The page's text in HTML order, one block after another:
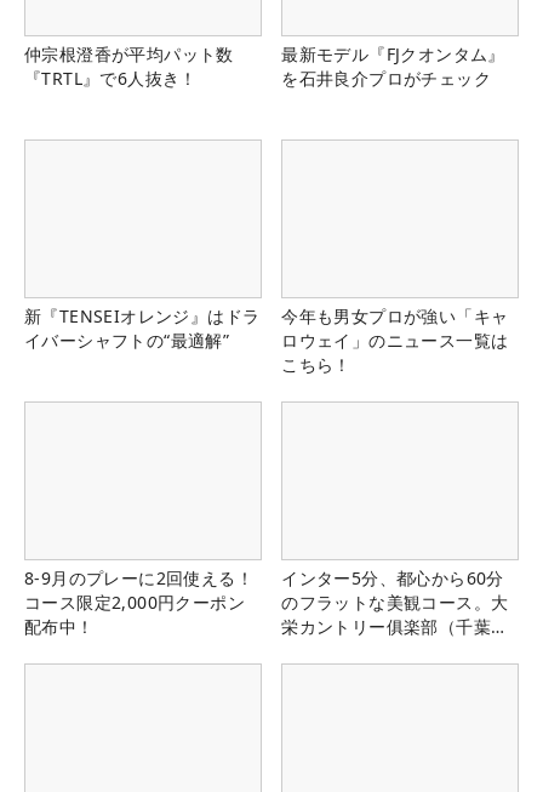
仲宗根澄香が平均パット数
『TRTL』で6人抜き！
最新モデル『FJクオンタム』
を石井良介プロがチェック
新『TENSEIオレンジ』はドラ
イバーシャフトの“最適解”
今年も男女プロが強い「キャ
ロウェイ」のニュース一覧は
こちら！
8-9月のプレーに2回使える！
コース限定2,000円クーポン
配布中！
インター5分、都心から60分
のフラットな美観コース。大
栄カントリー俱楽部（千葉